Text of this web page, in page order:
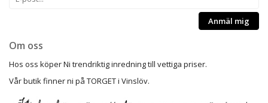
Anmäl mig
Om oss
Hos oss köper Ni trendriktig inredning till vettiga priser.
Vår butik finner ni på TORGET i Vinslöv.